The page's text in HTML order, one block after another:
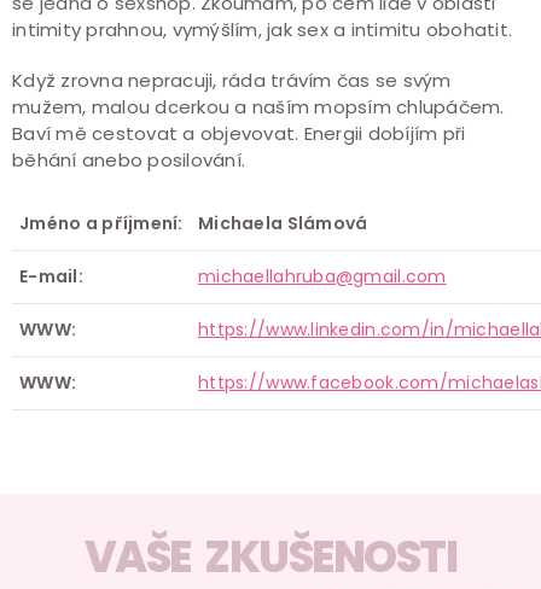
intimity prahnou, vymýšlím, jak sex a intimitu obohatit.
Když zrovna nepracuji, ráda trávím čas se svým
mužem, malou dcerkou a naším mopsím chlupáčem.
Baví mě cestovat a objevovat. Energii dobíjím při
běhání anebo posilování.
Jméno a příjmení: Michaela Slámová
E-mail: michaellahruba@gmail.com
WWW: https://www.linkedin.com/in/
WWW: https://www.facebook.com/
VAŠE ZKUŠENOSTI